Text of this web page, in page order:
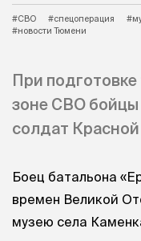
#СВО #спецоперация
#новости Тюмени
При
зоне СВО
солдат
Боец батальона
времен Великой
музею села